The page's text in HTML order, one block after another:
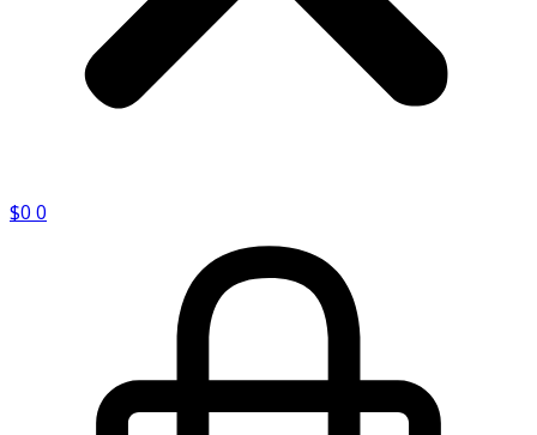
$0 0